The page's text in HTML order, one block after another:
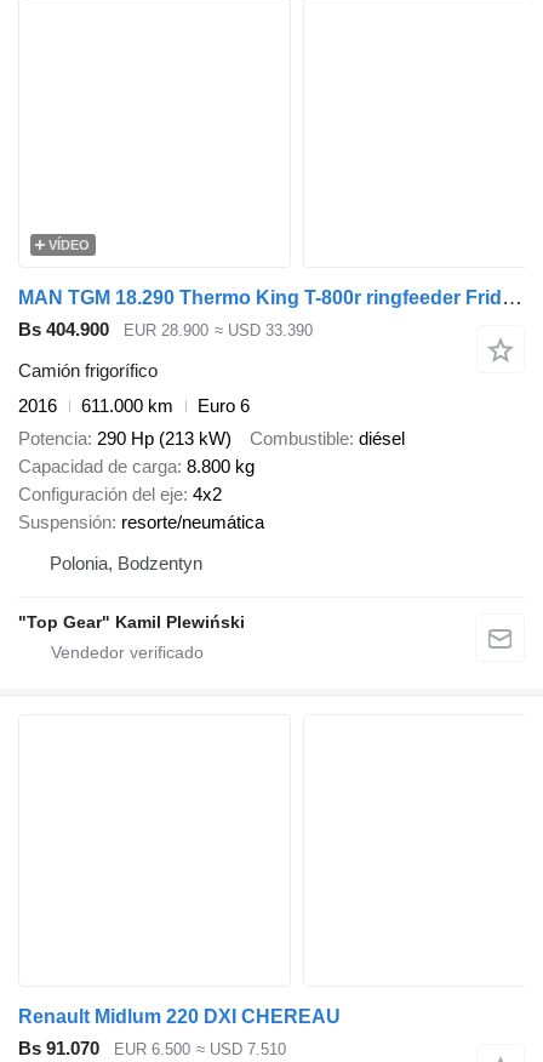
VÍDEO
MAN TGM 18.290 Thermo King T-800r ringfeeder Fridge 7.3m 18000kg doo
Bs 404.900 EUR 28.900 ≈ USD 33.390
Camión frigorífico
2016
611.000 km
Euro 6
Potencia 290 Hp (213 kW) Combustible diésel
Capacidad de carga 8.800 kg
Configuración del eje 4x2
Suspensión resorte/neumática
Polonia, Bodzentyn
"Top Gear" Kamil Plewiński
Renault Midlum 220 DXI CHEREAU
Bs 91.070
EUR 6.500 ≈ USD 7.510